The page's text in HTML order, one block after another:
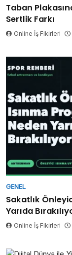
Taban
Sertlik Farkı
Online İş Fikirleri
GENEL
Sakatlık
Yarıda
Online İş Fikirleri